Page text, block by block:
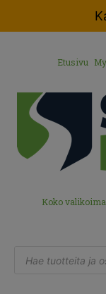
Etusivu
Koko valikoima